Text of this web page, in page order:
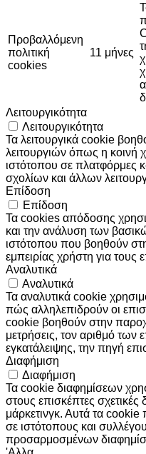
Προβαλλόμενη
πολιτική
cookies
11 μήνες
Λειτουργικότητα
Λειτουργικότητα
Τα λειτουργικά cookie
λειτουργιών όπως η κοινή
ιστότοπου σε πλατφόρμες
σχολίων και άλλων
Επίδοση
Επίδοση
Τα cookies απόδοσης
και την ανάλυση των
ιστότοπου που βοηθούν
εμπειρίας χρήστη για τους
Αναλυτικά
Αναλυτικά
Τα αναλυτικά cookie
πώς αλληλεπιδρούν οι
cookie βοηθούν στην
μετρήσεις, τον αριθμό
εγκατάλειψης, την πηγή
Διαφήμιση
Διαφήμιση
Τα cookie διαφημίσεων
στους επισκέπτες σχετικές
μάρκετινγκ. Αυτά τα
σε ιστότοπους και
προσαρμοσμένων